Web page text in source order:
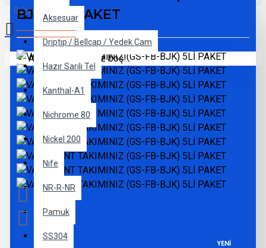
Aksesuar
Driptip / Bellcap / Yedek Cam
Hazır Sarılı Tel
Kanthal-A1
Nichrome 80
Nickel 200
Nife
NR-R-NR
Pamuk
SS304
0 ürün - 0,00TL
Alışveriş sepetiniz boş!
BJK) 5Lİ PAKET
YENI